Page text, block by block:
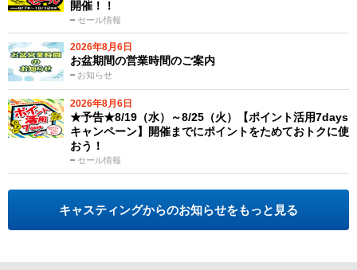
セール情報
開催！！
2026年8月6日
お知らせ
お盆期間の営業時間のご案内
2026年8月6日
セール情報
★予告★8/19（水）～8/25（火）【ポイント活用7days
キャンペーン】開催までにポイントをためておトクに使
おう！
キャスティングからのお知らせをもっと見る